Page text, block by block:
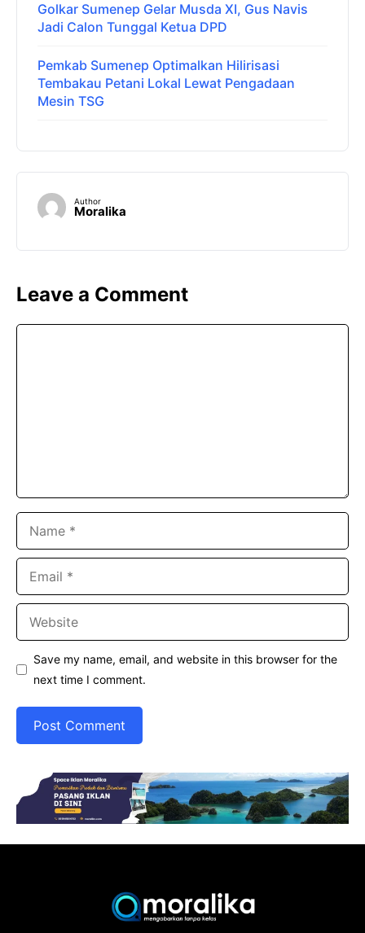
Golkar Sumenep Gelar Musda XI, Gus Navis
Jadi Calon Tunggal Ketua DPD
Pemkab Sumenep Optimalkan Hilirisasi
Tembakau Petani Lokal Lewat Pengadaan
Mesin TSG
Author
Moralika
Leave a Comment
Save my name, email, and website in this browser for the
next time I comment.